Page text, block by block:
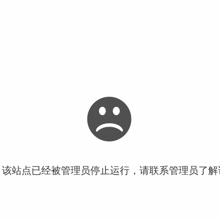
站点已经被管理员停止运行，请联系管理员了